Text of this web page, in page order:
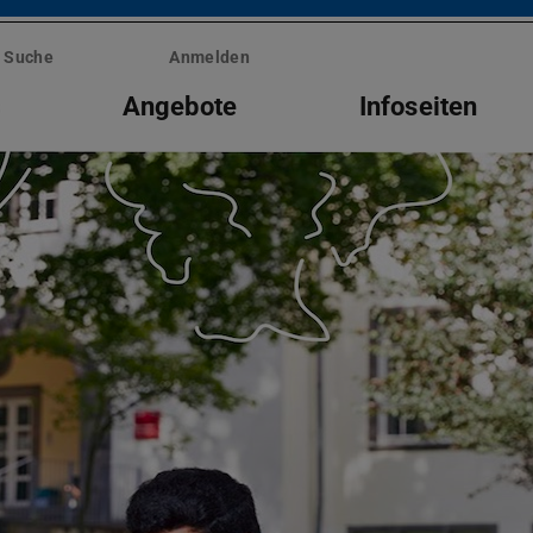
Suche Anmelden
Angebote Infoseiten